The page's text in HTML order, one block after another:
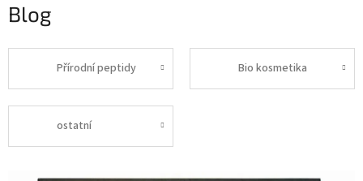
Blog
Přírodní peptidy Bio kosmetika
ostatní